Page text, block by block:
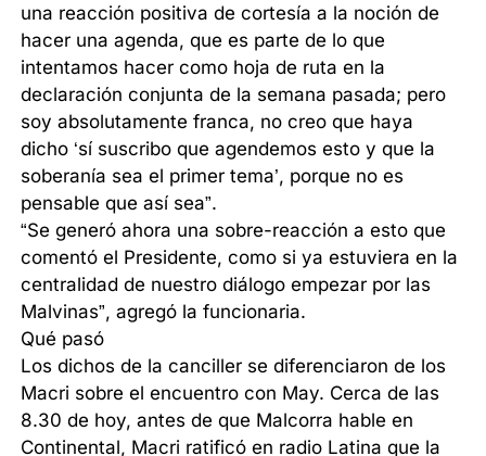
una reacción positiva de cortesía a la noción de
hacer una agenda, que es parte de lo que
intentamos hacer como hoja de ruta en la
declaración conjunta de la semana pasada; pero
soy absolutamente franca, no creo que haya
dicho ‘sí suscribo que agendemos esto y que la
soberanía sea el primer tema’, porque no es
pensable que así sea”.
“Se generó ahora una sobre-reacción a esto que
comentó el Presidente, como si ya estuviera en la
centralidad de nuestro diálogo empezar por las
Malvinas”, agregó la funcionaria.
Qué pasó
Los dichos de la canciller se diferenciaron de los
Macri sobre el encuentro con May. Cerca de las
8.30 de hoy, antes de que Malcorra hable en
Continental, Macri ratificó en radio Latina que la